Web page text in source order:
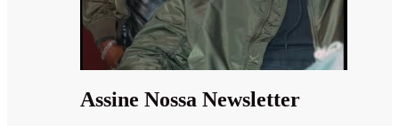
Assine Nossa Newsletter